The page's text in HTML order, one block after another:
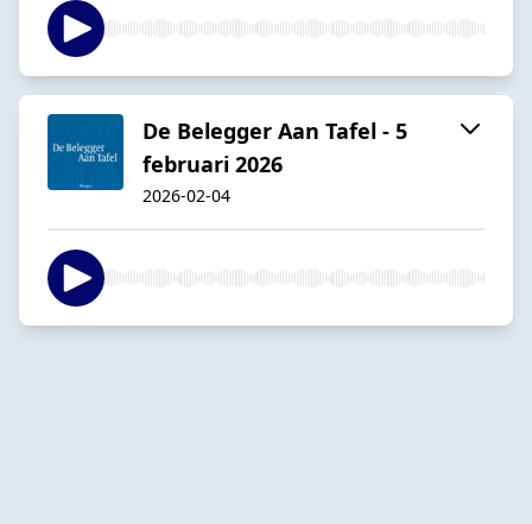
De Belegger Aan Tafel - 5
februari 2026
2026-02-04